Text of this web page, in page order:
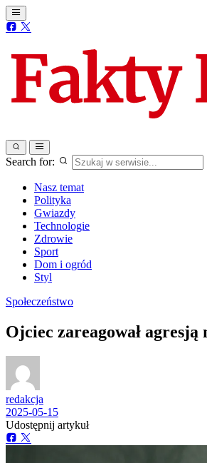
Search for:
Nasz temat
Polityka
Gwiazdy
Technologie
Zdrowie
Sport
Dom i ogród
Styl
Społeczeństwo
Ojciec zareagował agresją
redakcja
2025-05-15
Udostępnij artykuł